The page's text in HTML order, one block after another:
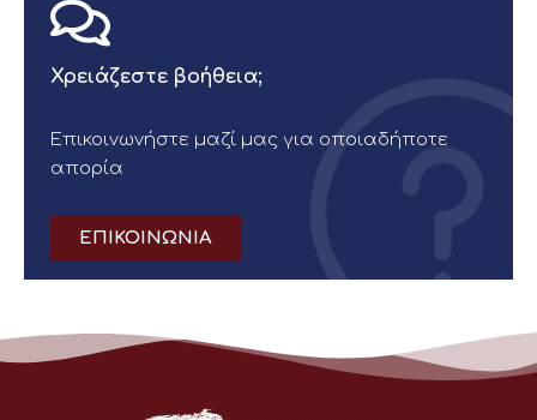
Χρειάζεστε βοήθεια;
Επικοινωνήστε μαζί μας για οποιαδήποτε
απορία
ΕΠΙΚΟΙΝΩΝΙΑ